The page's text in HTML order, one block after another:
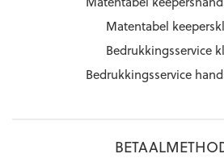
Matentabel
Bedrukkingsservice
Bedrukkingsservice